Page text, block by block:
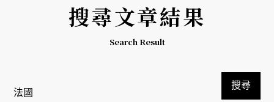
搜尋文章結果
Search Result
搜尋